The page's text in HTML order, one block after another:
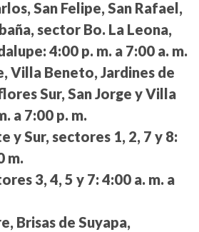
San Felipe, San Rafael,
sector Bo. La Leona,
4:00 p. m. a 7:00 a. m.
Villa Beneto, Jardines de
Sur, San Jorge y Villa
a 7:00 p. m.
y Sur, sectores 1, 2, 7 y 8:
m.
3, 4, 5 y 7: 4:00 a. m. a
Brisas de Suyapa,